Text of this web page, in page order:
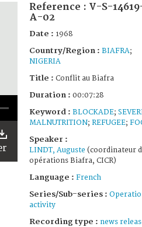
Reference : V-S-
A-02
Date : 1968
Country/Region : BIAFRA;
NIGERIA
Title : Conflit au Biafra
Duration : 00:07:28
Keyword : BLOCKADE;
MALNUTRITION; REFUGEE;
Speaker :
LINDT, Auguste (coordinateur
opérations Biafra, CICR)
Language : French
Series/Sub-series :
activity
Recording type : news